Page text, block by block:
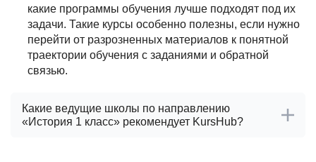
какие программы обучения лучше подходят под их
задачи. Такие курсы особенно полезны, если нужно
перейти от разрозненных материалов к понятной
траектории обучения с заданиями и обратной
связью.
Какие ведущие школы по направлению
«История 1 класс» рекомендует KursHub?